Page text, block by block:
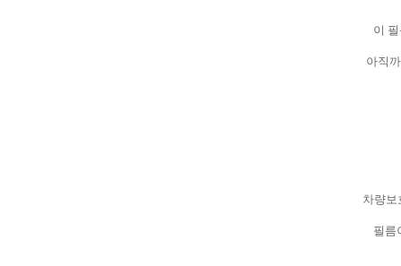
이
아직
차량보
필름